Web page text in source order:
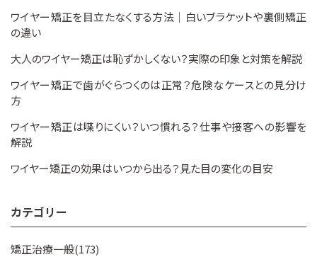
ワイヤー矯正を目立たなくする方法｜白いブラケットや裏側矯正
の違い
大人のワイヤー矯正は恥ずかしくない？実際の印象と対策を解説
ワイヤー矯正で歯がぐらつくのは正常？危険なケースとの見分け
方
ワイヤー矯正は喋りにくい？いつ慣れる？仕事や接客への影響を
解説
ワイヤー矯正の効果はいつから出る？見た目の変化の目安
カテゴリー
矯正治療一般(173)